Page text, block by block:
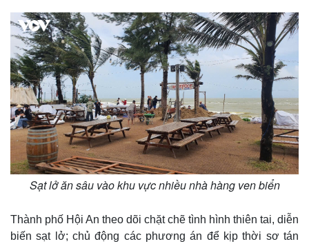
Sạt lở ăn sâu vào khu vực nhiều nhà hàng ven biển
Thành phố Hội An theo dõi chặt chẽ tình hình thiên tai, diễn
biến sạt lở; chủ động các phương án để kịp thời sơ tán